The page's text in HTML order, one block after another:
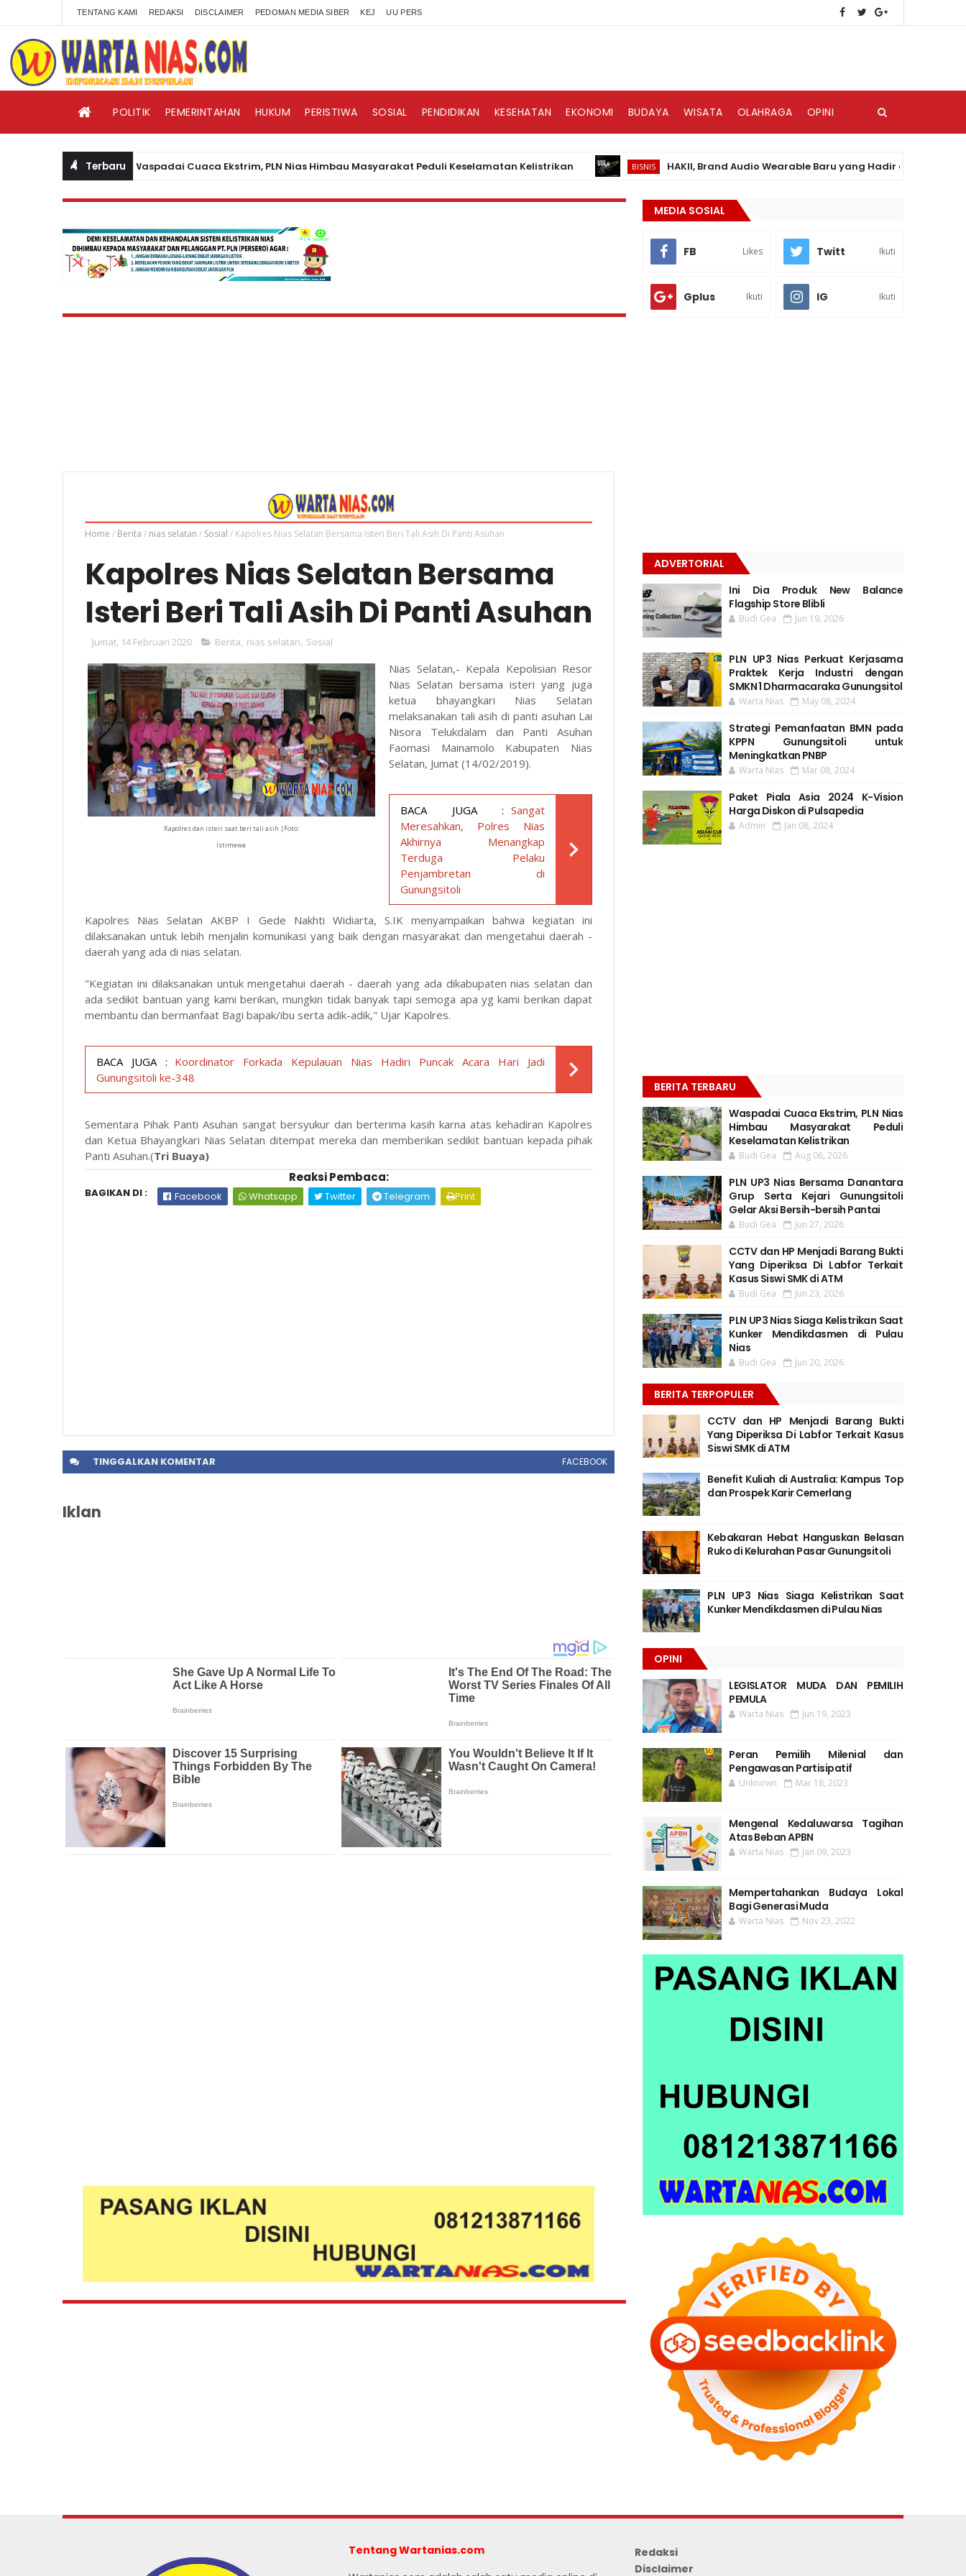
TENTANG KAMI REDAKSI DISCLAIMER PEDOMAN MEDIA SIBER KEJ UU PERS
POLITIK PEMERINTAHAN HUKUM PERISTIWA SOSIAL PENDIDIKAN KESEHATAN EKONOMI BUDAYA WISATA OLAHRAGA OPINI
Terbaru
BERITA Waspadai Cuaca Ekstrim, PLN Nias Himbau Masyarakat Peduli Keselamatan Kelistrikan BISNIS HAKII, Brand Audio Wearable Baru yang Hadir di Pasar Indonesia
Home / Berita / nias selatan / Sosial / Kapolres Nias Selatan Bersama Isteri Beri Tali Asih Di Panti Asuhan
Kapolres Nias Selatan Bersama
Isteri Beri Tali Asih Di Panti Asuhan
Jumat, 14 Februari 2020 Berita nias selatan Sosial
Kapolres dan isteri saat beri tali asih |Foto:
Istimewa
Nias Selatan,- Kepala Kepolisian Resor
Nias Selatan bersama isteri yang juga
ketua bhayangkari Nias Selatan
melaksanakan tali asih di panti asuhan Lai
Nisora Telukdalam dan Panti Asuhan
Faomasi Mainamolo Kabupaten Nias
Selatan, Jumat (14/02/2019).
BACA JUGA : Sangat
Meresahkan, Polres Nias
Akhirnya Menangkap
Terduga Pelaku
Penjambretan di
Gunungsitoli
Kapolres Nias Selatan AKBP I Gede Nakhti Widiarta, S.IK menyampaikan bahwa kegiatan ini
dilaksanakan untuk lebih menjalin komunikasi yang baik dengan masyarakat dan mengetahui daerah -
daerah yang ada di nias selatan.
"Kegiatan ini dilaksanakan untuk mengetahui daerah - daerah yang ada dikabupaten nias selatan dan
ada sedikit bantuan yang kami berikan, mungkin tidak banyak tapi semoga apa yg kami berikan dapat
membantu dan bermanfaat Bagi bapak/ibu serta adik-adik," Ujar Kapolres.
BACA JUGA : Koordinator Forkada Kepulauan Nias Hadiri Puncak Acara Hari Jadi
Gunungsitoli ke-348
Sementara Pihak Panti Asuhan sangat bersyukur dan berterima kasih karna atas kehadiran Kapolres
dan Ketua Bhayangkari Nias Selatan ditempat mereka dan memberikan sedikit bantuan kepada pihak
Panti Asuhan.(Tri Buaya)
Reaksi Pembaca:
BAGIKAN DI : Facebook Whatsapp Twitter Telegram Print
TINGGALKAN KOMENTAR FACEBOOK
Iklan
MEDIA SOSIAL
FB Likes Twitt Ikuti
Gplus Ikuti IG Ikuti
ADVERTORIAL
Ini Dia Produk New Balance
Flagship Store Blibli
Budi Gea Jun 19, 2026
PLN UP3 Nias Perkuat Kerjasama
Praktek Kerja Industri dengan
SMKN 1 Dharmacaraka Gunungsitol
Warta Nias May 08, 2024
Strategi Pemanfaatan BMN pada
KPPN Gunungsitoli untuk
Meningkatkan PNBP
Warta Nias Mar 08, 2024
Paket Piala Asia 2024 K-Vision
Harga Diskon di Pulsapedia
Admin Jan 08, 2024
BERITA TERBARU
Waspadai Cuaca Ekstrim, PLN Nias
Himbau Masyarakat Peduli
Keselamatan Kelistrikan
Budi Gea Aug 06, 2026
PLN UP3 Nias Bersama Danantara
Grup Serta Kejari Gunungsitoli
Gelar Aksi Bersih-bersih Pantai
Budi Gea Jun 27, 2026
CCTV dan HP Menjadi Barang Bukti
Yang Diperiksa Di Labfor Terkait
Kasus Siswi SMK di ATM
Budi Gea Jun 23, 2026
PLN UP3 Nias Siaga Kelistrikan Saat
Kunker Mendikdasmen di Pulau
Nias
Budi Gea Jun 20, 2026
BERITA TERPOPULER
CCTV dan HP Menjadi Barang Bukti
Yang Diperiksa Di Labfor Terkait Kasus
Siswi SMK di ATM
Benefit Kuliah di Australia: Kampus Top
dan Prospek Karir Cemerlang
Kebakaran Hebat Hanguskan Belasan
Ruko di Kelurahan Pasar Gunungsitoli
PLN UP3 Nias Siaga Kelistrikan Saat
Kunker Mendikdasmen di Pulau Nias
OPINI
LEGISLATOR MUDA DAN PEMILIH
PEMULA
Warta Nias Jun 19, 2023
Peran Pemilih Milenial dan
Pengawasan Partisipatif
Unknown Mar 18, 2023
Mengenal Kedaluwarsa Tagihan
Atas Beban APBN
Warta Nias Jan 09, 2023
Mempertahankan Budaya Lokal
Bagi Generasi Muda
Warta Nias Nov 23, 2022
Tentang Wartanias.com
Redaksi
Disclaimer